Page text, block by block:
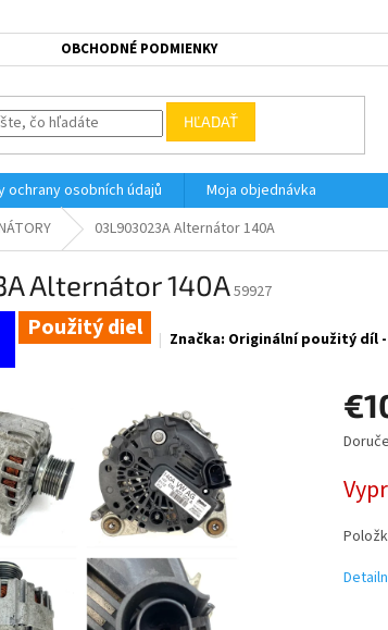
OBCHODNÉ PODMIENKY
HĽADAŤ
ochrany osobních údajů
Moja objednávka
03L903023A Alternátor 140A
Alternátor 140A59927
Použitý diel Značka: Originální použitý díl